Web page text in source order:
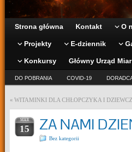
Strona główna Kontakt O
Projekty E-dziennik
Konkursy Główny Urząd Miar
DO POBRANIA COVID-19
« WITAMINKI DLA CHŁOPCZYKA I
MAR
15 ZA NAMI
Bez kategorii